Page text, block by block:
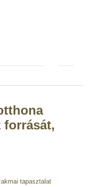
víztisztítók
forrását,
tapasztalat